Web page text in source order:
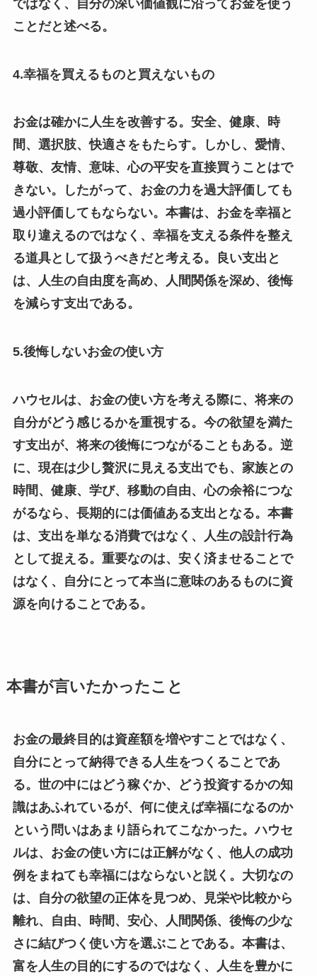
ではなく、自分の深い価値観に沿ってお金を使う
ことだと述べる。
4.幸福を買えるものと買えないもの
お金は確かに人生を改善する。安全、健康、時
間、選択肢、快適さをもたらす。しかし、愛情、
尊敬、友情、意味、心の平安を直接買うことはで
きない。したがって、お金の力を過大評価しても
過小評価してもならない。本書は、お金を幸福と
取り違えるのではなく、幸福を支える条件を整え
る道具として扱うべきだと考える。良い支出と
は、人生の自由度を高め、人間関係を深め、後悔
を減らす支出である。
5.後悔しないお金の使い方
ハウセルは、お金の使い方を考える際に、将来の
自分がどう感じるかを重視する。今の欲望を満た
す支出が、将来の後悔につながることもある。逆
に、現在は少し贅沢に見える支出でも、家族との
時間、健康、学び、移動の自由、心の余裕につな
がるなら、長期的には価値ある支出となる。本書
は、支出を単なる消費ではなく、人生の設計行為
として捉える。重要なのは、安く済ませることで
はなく、自分にとって本当に意味のあるものに資
源を向けることである。
本書が言いたかったこと
お金の最終目的は資産額を増やすことではなく、
自分にとって納得できる人生をつくることであ
る。世の中にはどう稼ぐか、どう投資するかの知
識はあふれているが、何に使えば幸福になるのか
という問いはあまり語られてこなかった。ハウセ
ルは、お金の使い方には正解がなく、他人の成功
例をまねても幸福にはならないと説く。大切なの
は、自分の欲望の正体を見つめ、見栄や比較から
離れ、自由、時間、安心、人間関係、後悔の少な
さに結びつく使い方を選ぶことである。本書は、
富を人生の目的にするのではなく、人生を豊かに